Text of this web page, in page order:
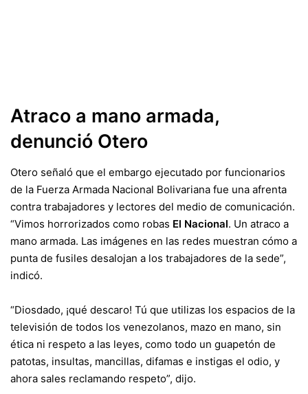
Atraco a mano armada,
denunció Otero
Otero señaló que el embargo ejecutado por funcionarios
de la Fuerza Armada Nacional Bolivariana fue una afrenta
contra trabajadores y lectores del medio de comunicación.
“Vimos horrorizados como robas El Nacional. Un atraco a
mano armada. Las imágenes en las redes muestran cómo a
punta de fusiles desalojan a los trabajadores de la sede”,
indicó.
“Diosdado, ¡qué descaro! Tú que utilizas los espacios de la
televisión de todos los venezolanos, mazo en mano, sin
ética ni respeto a las leyes, como todo un guapetón de
patotas, insultas, mancillas, difamas e instigas el odio, y
ahora sales reclamando respeto”, dijo.